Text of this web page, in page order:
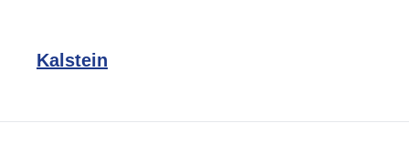
Kalstein